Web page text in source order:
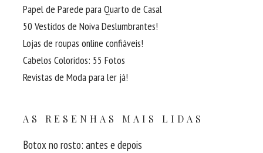
Papel de Parede para Quarto de Casal
50 Vestidos de Noiva Deslumbrantes!
Lojas de roupas online confiáveis!
Cabelos Coloridos: 55 Fotos
Revistas de Moda para ler já!
AS RESENHAS MAIS LIDAS
Botox no rosto: antes e depois